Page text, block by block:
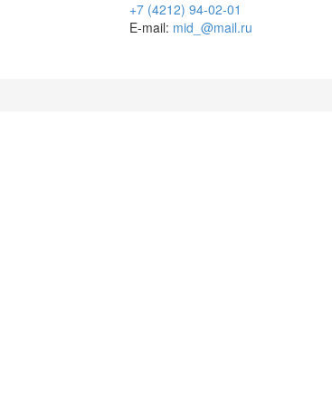
+7 (4212) 94-02-01
E-mail: mid_@mail.ru